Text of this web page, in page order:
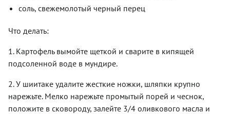
соль, свежемолотый черный перец
Что делать:
1. Картофель вымойте щеткой и сварите в кипящей
подсоленной воде в мундире.
2. У шиитаке удалите жесткие ножки, шляпки крупно
нарежьте. Мелко нарежьте промытый порей и чеснок,
положите в сковороду, залейте 3/4 оливкового масла и